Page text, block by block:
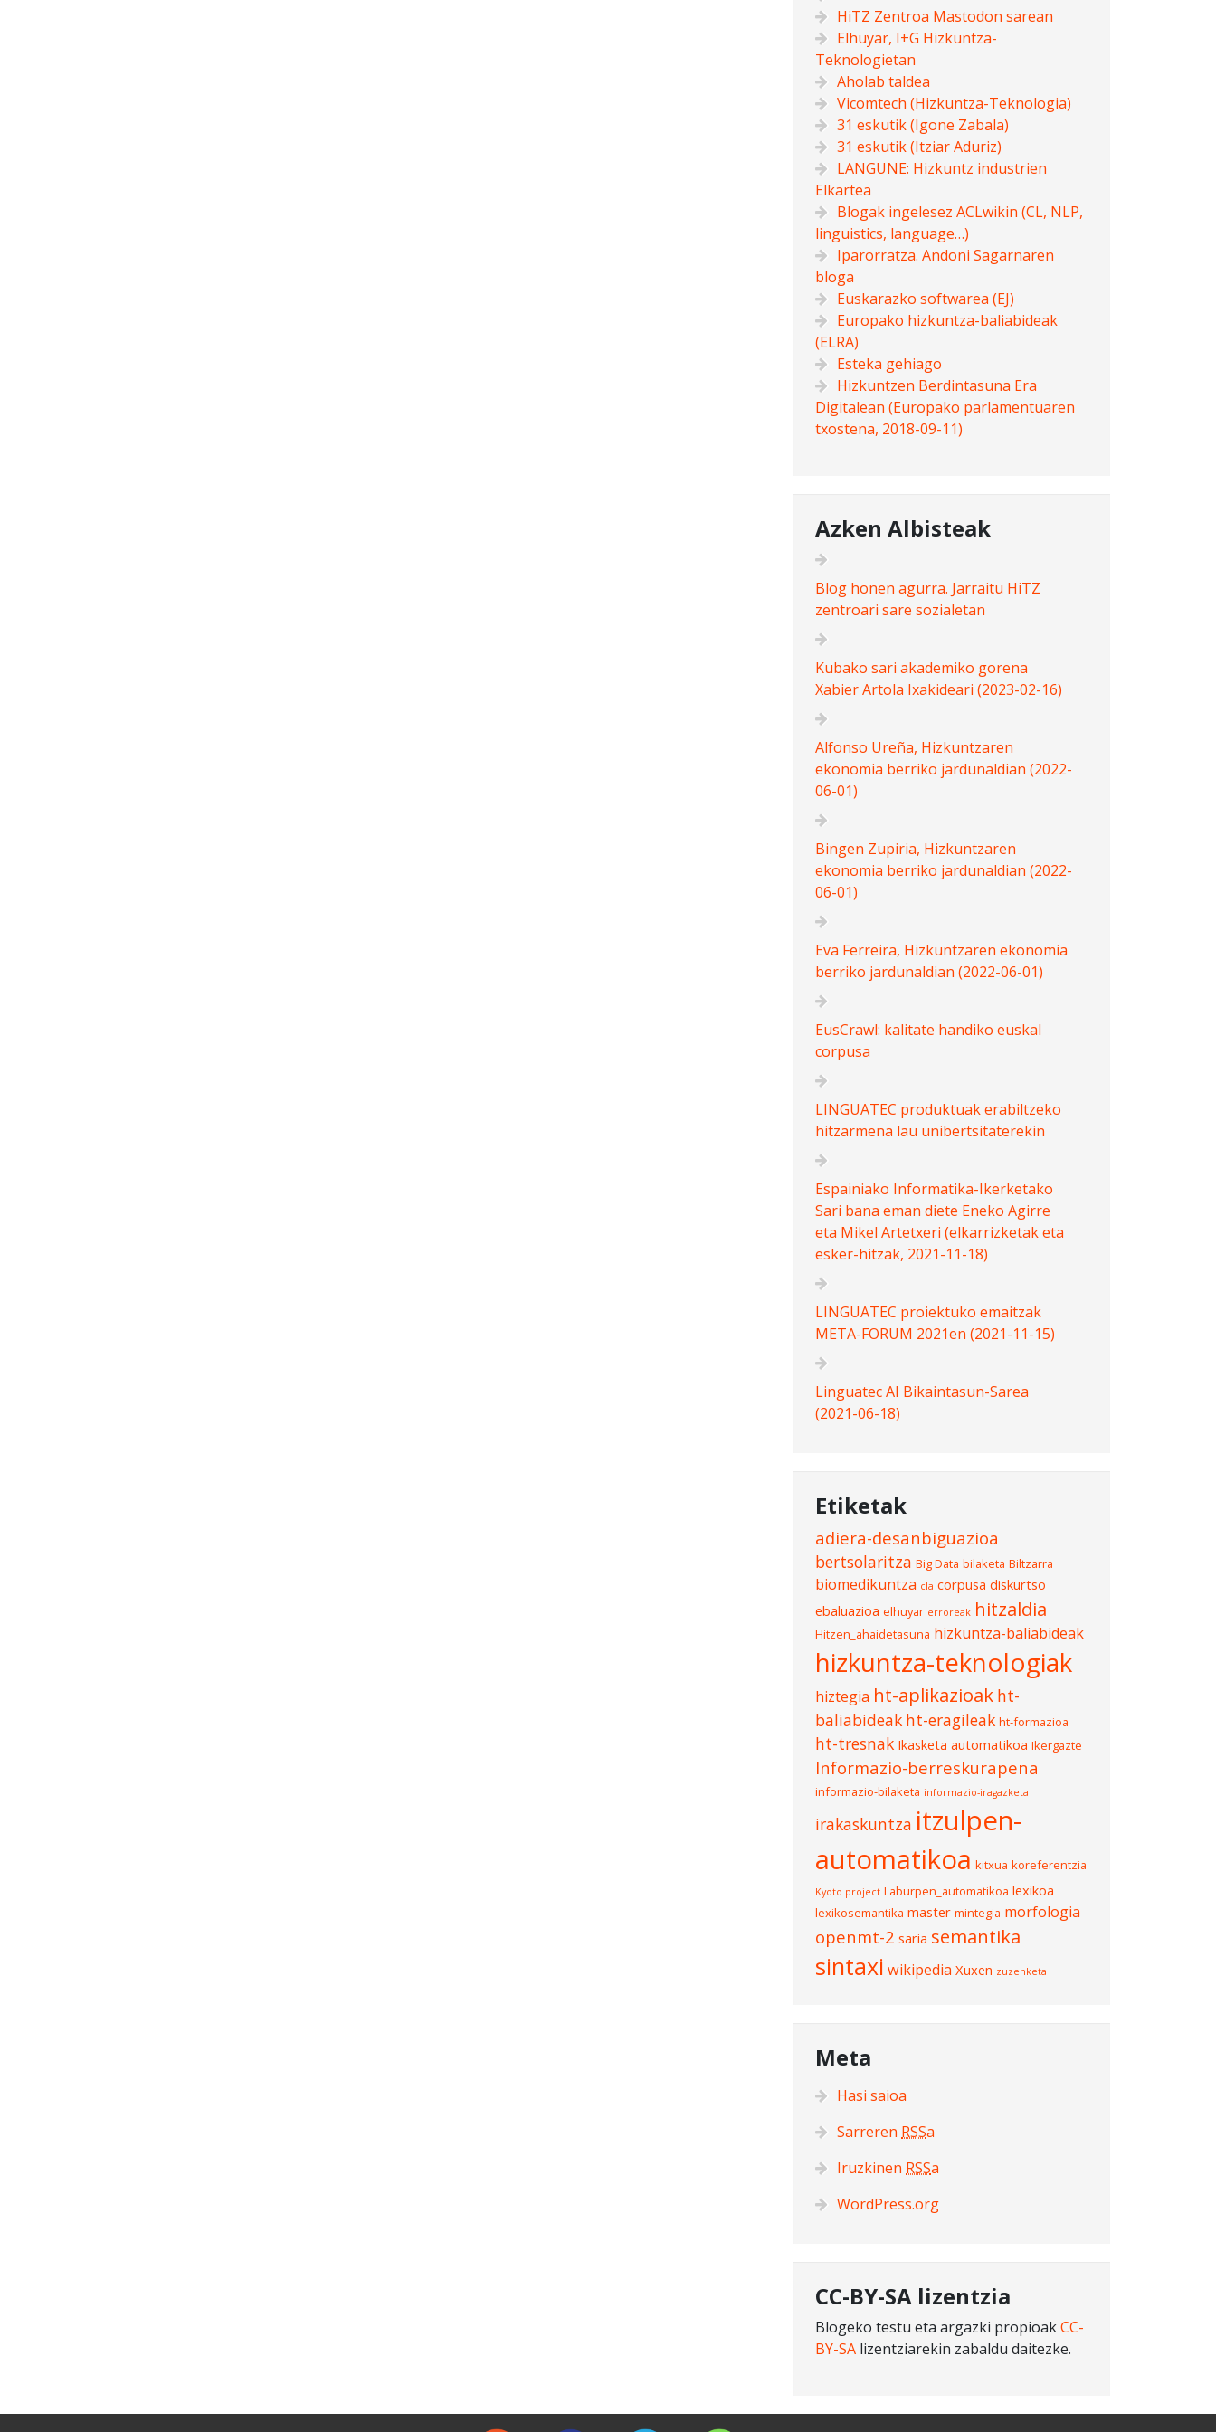
HiTZ Zentroa Mastodon sarean
Elhuyar, I+G Hizkuntza-
Teknologietan
Aholab taldea
Vicomtech (Hizkuntza-Teknologia)
31 eskutik (Igone Zabala)
31 eskutik (Itziar Aduriz)
LANGUNE: Hizkuntz industrien
Elkartea
Blogak ingelesez ACLwikin (CL, NLP,
linguistics, language…)
Iparorratza. Andoni Sagarnaren
bloga
Euskarazko softwarea (EJ)
Europako hizkuntza-baliabideak
(ELRA)
Esteka gehiago
Hizkuntzen Berdintasuna Era
Digitalean (Europako parlamentuaren
txostena, 2018-09-11)
Azken Albisteak
Blog honen agurra. Jarraitu HiTZ
zentroari sare sozialetan
Kubako sari akademiko gorena
Xabier Artola Ixakideari (2023-02-16)
Alfonso Ureña, Hizkuntzaren
ekonomia berriko jardunaldian (2022-
06-01)
Bingen Zupiria, Hizkuntzaren
ekonomia berriko jardunaldian (2022-
06-01)
Eva Ferreira, Hizkuntzaren ekonomia
berriko jardunaldian (2022-06-01)
EusCrawl: kalitate handiko euskal
corpusa
LINGUATEC produktuak erabiltzeko
hitzarmena lau unibertsitaterekin
Espainiako Informatika-Ikerketako
Sari bana eman diete Eneko Agirre
eta Mikel Artetxeri (elkarrizketak eta
esker-hitzak, 2021-11-18)
LINGUATEC proiektuko emaitzak
META-FORUM 2021en (2021-11-15)
Linguatec AI Bikaintasun-Sarea
(2021-06-18)
Etiketak
adiera-desanbiguazioa
bertsolaritza Big Data bilaketa Biltzarra
biomedikuntza cla corpusa diskurtso
ebaluazioa elhuyar erroreak hitzaldia
Hitzen_ahaidetasuna hizkuntza-baliabideak
hizkuntza-teknologiak
hiztegia ht-aplikazioak ht-
baliabideak ht-eragileak ht-formazioa
ht-tresnak Ikasketa automatikoa Ikergazte
Informazio-berreskurapena
informazio-bilaketa informazio-iragazketa
irakaskuntza itzulpen-
automatikoa kitxua koreferentzia
Kyoto project Laburpen_automatikoa lexikoa
lexikosemantika master mintegia morfologia
openmt-2 saria semantika
sintaxi wikipedia Xuxen zuzenketa
Meta
Hasi saioa
Sarreren RSSa
Iruzkinen RSSa
WordPress.org
CC-BY-SA lizentzia
Blogeko testu eta argazki propioakCC-
BY-SA lizentziarekin zabaldu daitezke.